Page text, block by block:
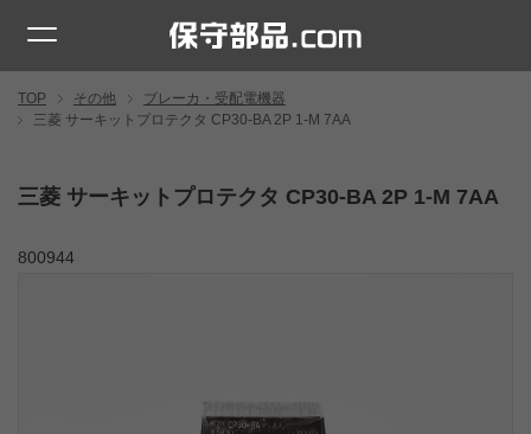
TOP その他
ブレーカ・受配電機器
三菱 サーキットプロテクタ CP30-BA 2P 1-M 7AA
三菱 サーキットプロテクタ CP30-BA 2P 1-M 7AA
800944